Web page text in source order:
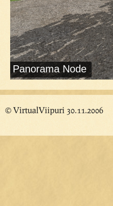
Panorama Node
© VirtualViipuri 30.11.2006